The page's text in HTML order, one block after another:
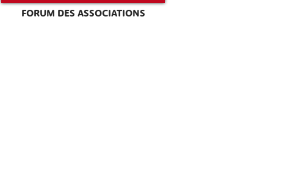
FORUM DES ASSOCIATIONS